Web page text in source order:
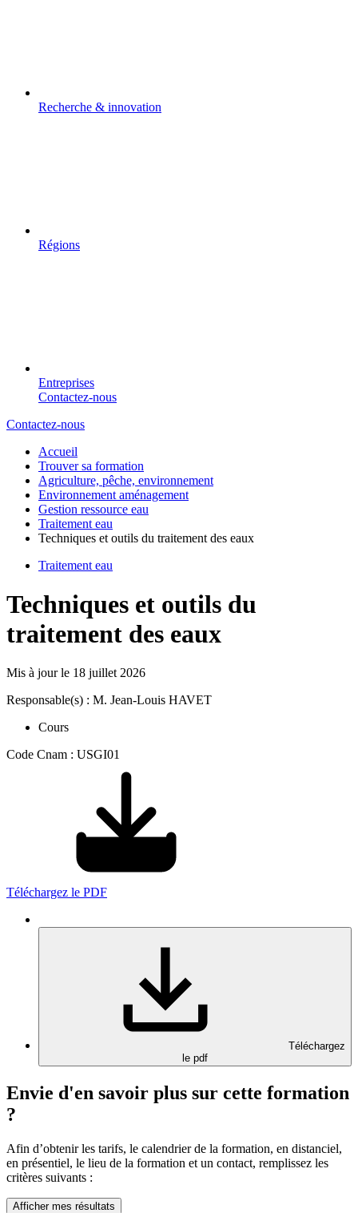
Recherche & innovation
Régions
Entreprises
Contactez-nous
Contactez-nous
Accueil
Trouver sa formation
Agriculture, pêche, environnement
Environnement aménagement
Gestion ressource eau
Traitement eau
Techniques et outils du traitement des eaux
Traitement eau
Techniques et outils du
traitement des eaux
Mis à jour le 18 juillet 2026
Responsable(s) : M. Jean-Louis HAVET
Cours
Code Cnam : USGI01
Téléchargez le PDF
Téléchargez
le pdf
Envie d'en savoir plus sur cette formation
?
Afin d’obtenir les tarifs, le calendrier de la formation, en distanciel,
en présentiel, le lieu de la formation et un contact, remplissez les
critères suivants :
Afficher mes résultats